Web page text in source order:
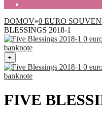
DOMOV»0 EURO
BLESSINGS 2018-1
+
FIVE